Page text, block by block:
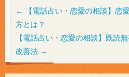
←
【電話占い・恋愛の相談】恋
方とは？
【電話占い・恋愛の相談】既読
改善法 →